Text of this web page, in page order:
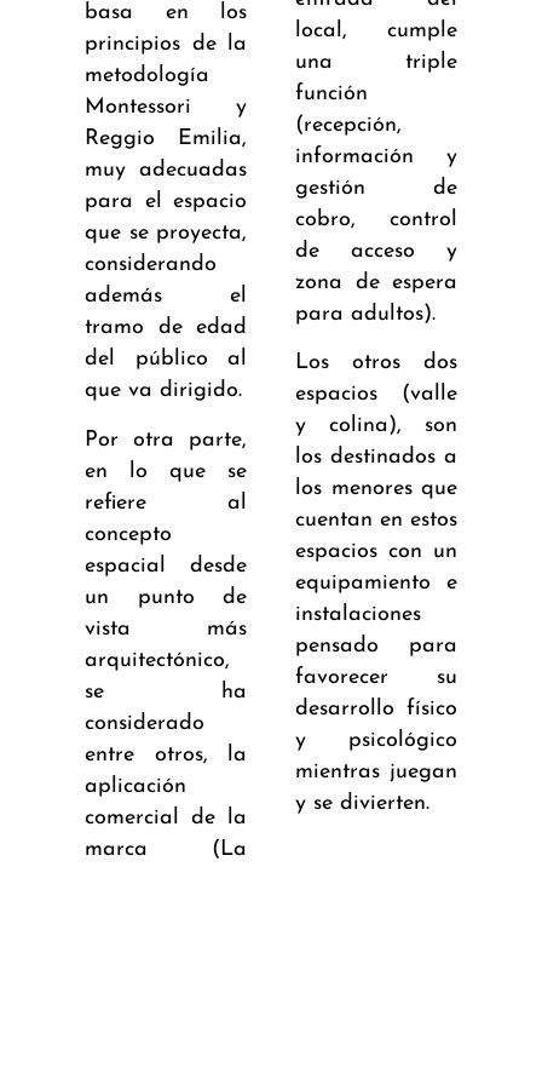
basa en los
principios de la
metodología
Montessori y
Reggio Emilia,
muy adecuadas
para el espacio
que se proyecta,
considerando
además el
tramo de edad
del público al
que va dirigido.
Por otra parte,
en lo que se
refiere al
concepto
espacial desde
un punto de
vista más
arquitectónico,
se ha
considerado
entre otros, la
aplicación
comercial de la
marca (La
local, cumple
una triple
función
(recepción,
información y
gestión de
cobro, control
de acceso y
zona de espera
para adultos).
Los otros dos
espacios (valle
y colina), son
los destinados a
los menores que
cuentan en estos
espacios con un
equipamiento e
instalaciones
pensado para
favorecer su
desarrollo físico
y psicológico
mientras juegan
y se divierten.